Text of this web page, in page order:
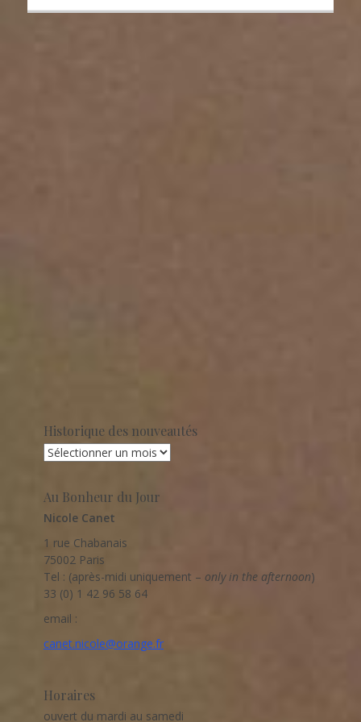
Historique des nouveautés
Au Bonheur du Jour
Nicole Canet
1 rue Chabanais
75002 Paris
Tel : (après-midi uniquement – only in the afternoon)
33 (0) 1 42 96 58 64
email :
canet.nicole@orange.fr
Horaires
ouvert du mardi au samedi